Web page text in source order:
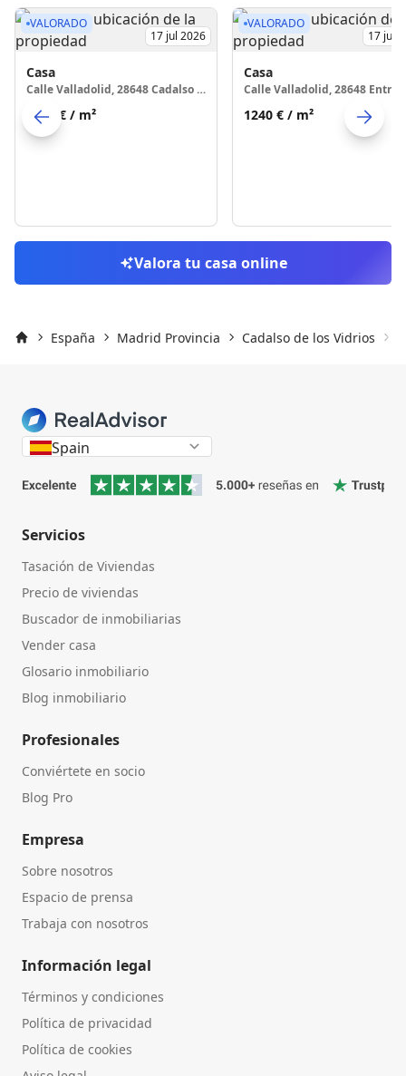
VALORADO
17 jul 2026
Casa
Calle Valladolid, 28648 Cadalso de los Vidrios
1639 € / m²
VALORADO
17 jul
Casa
1240 € / m²
Valora tu casa online
España Madrid Provincia Cadalso de los Vidrios
Spain
Servicios
Tasación de Viviendas
Precio de viviendas
Buscador de inmobiliarias
Vender casa
Glosario inmobiliario
Blog inmobiliario
Profesionales
Conviértete en socio
Blog Pro
Empresa
Sobre nosotros
Espacio de prensa
Trabaja con nosotros
Información legal
Términos y condiciones
Política de privacidad
Política de cookies